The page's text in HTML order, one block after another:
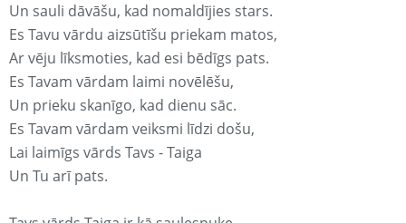
Un sauli dāvāšu, kad nomaldījies stars.
Es Tavu vārdu aizsūtīšu priekam matos,
Ar vēju līksmoties, kad esi bēdīgs pats.
Es Tavam vārdam laimi novēlēšu,
Un prieku skanīgo, kad dienu sāc.
Es Tavam vārdam veiksmi līdzi došu,
Lai laimīgs vārds Tavs - Taiga
Un Tu arī pats.